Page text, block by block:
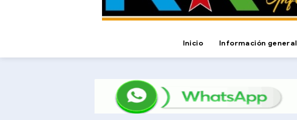
Inicio Información general